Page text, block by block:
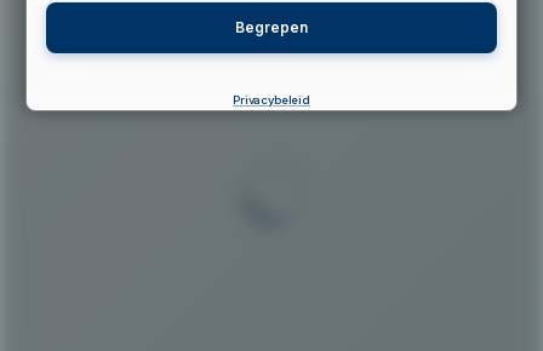
Begrepen
Privacybeleid